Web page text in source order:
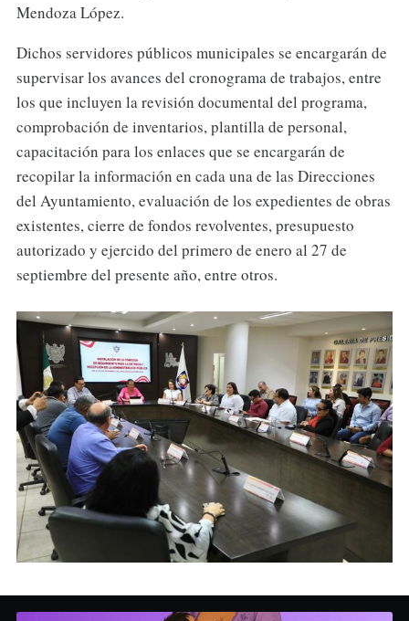
Mendoza López.
Dichos servidores públicos municipales se encargarán de
supervisar los avances del cronograma de trabajos, entre
los que incluyen la revisión documental del programa,
comprobación de inventarios, plantilla de personal,
capacitación para los enlaces que se encargarán de
recopilar la información en cada una de las Direcciones
del Ayuntamiento, evaluación de los expedientes de obras
existentes, cierre de fondos revolventes, presupuesto
autorizado y ejercido del primero de enero al 27 de
septiembre del presente año, entre otros.